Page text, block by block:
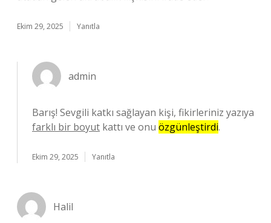
Ekim 29, 2025 Yanıtla
admin
Barış! Sevgili katkı sağlayan kişi, fikirleriniz yazıya
farklı bir boyut kattı ve onu özgünleştirdi.
Ekim 29, 2025 Yanıtla
Halil